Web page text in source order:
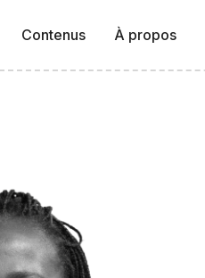
Contenus À propos